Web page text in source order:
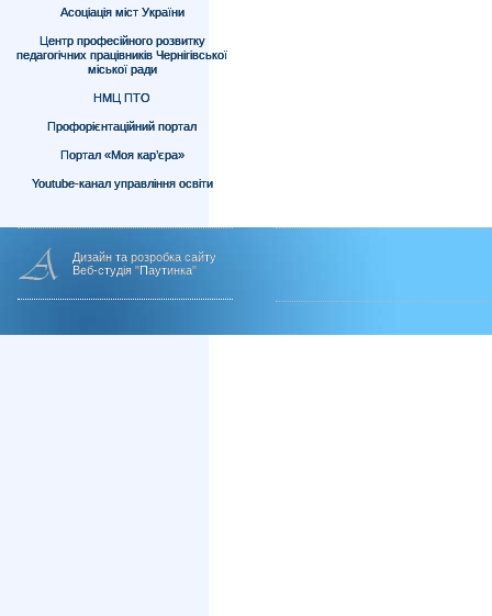
Асоціація міст України
Центр професійного розвитку
педагогічних працівників Чернігівської
міської ради
НМЦ ПТО
Профорієнтаційний портал
Портал «Моя кар’єра»
Youtube-канал управління освіти
Дизайн та розробка сайту
Веб-студія "Паутинка"